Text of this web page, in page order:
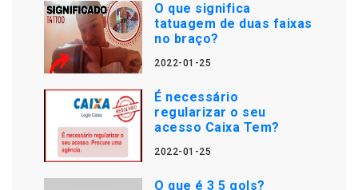
O que significa
tatuagem de duas faixas
no braço?
2022-01-25
É necessário
regularizar o seu
acesso Caixa Tem?
2022-01-25
O que é 3 5 gols?